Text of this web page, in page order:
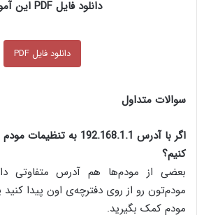
دانلود فایل PDF این آموزش:
دانلود فایل PDF
سوالات متداول
اگر با آدرس 192.168.1.1 به
کنیم؟
بعضی از مودم‌ها هم آدرس متفاوتی
مودم کمک بگیرید.